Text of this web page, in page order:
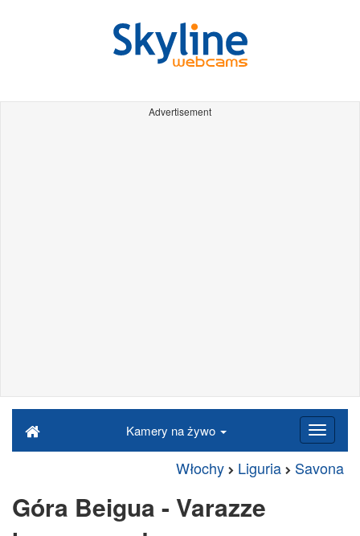
Advertisement
Kamery na żywo
Włochy Liguria Savona
Góra Beigua - Varazze